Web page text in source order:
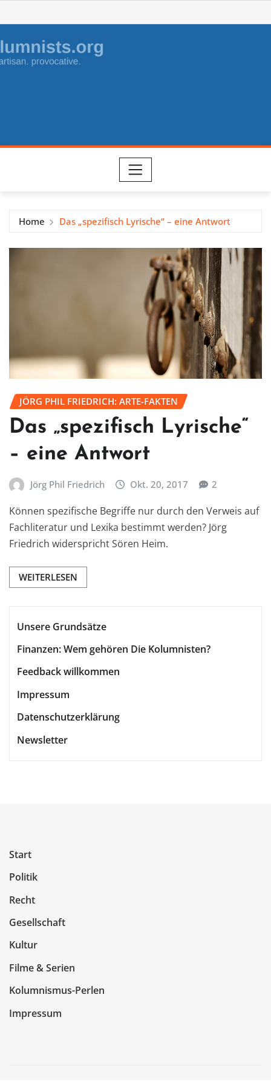
to
content
Home Das „spezifisch Lyrische“ – eine Antwort
JÖRG PHIL FRIEDRICH: ARTE-FAKTEN
Das „spezifisch Lyrische“
– eine Antwort
Jörg Phil Friedrich Okt. 20, 2017 2
Können spezifische Begriffe nur durch den Verweis auf
Fachliteratur und Lexika bestimmt werden? Jörg
Friedrich widerspricht Sören Heim.
WEITERLESEN
Unsere Grundsätze
Finanzen: Wem gehören Die Kolumnisten?
Feedback willkommen
Impressum
Datenschutzerklärung
Newsletter
Start
Politik
Recht
Gesellschaft
Kultur
Filme & Serien
Kolumnismus-Perlen
Impressum